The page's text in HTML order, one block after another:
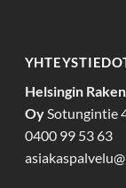
Helsingin
Oy Sotungintie
0400 99 53 63